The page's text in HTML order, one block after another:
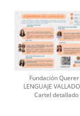
Fundación Querer
LENGUAJE
Cartel detallado